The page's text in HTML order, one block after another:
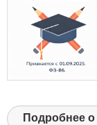
Подробнее о